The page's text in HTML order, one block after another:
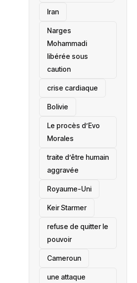
‎Iran
Narges
Mohammadi
libérée sous
caution
crise cardiaque
‎Bolivie
Le procès d’Evo
Morales
traite d’être humain
aggravée
‎Royaume-Uni
Keir Starmer
refuse de quitter le
pouvoir
‎Cameroun
une attaque